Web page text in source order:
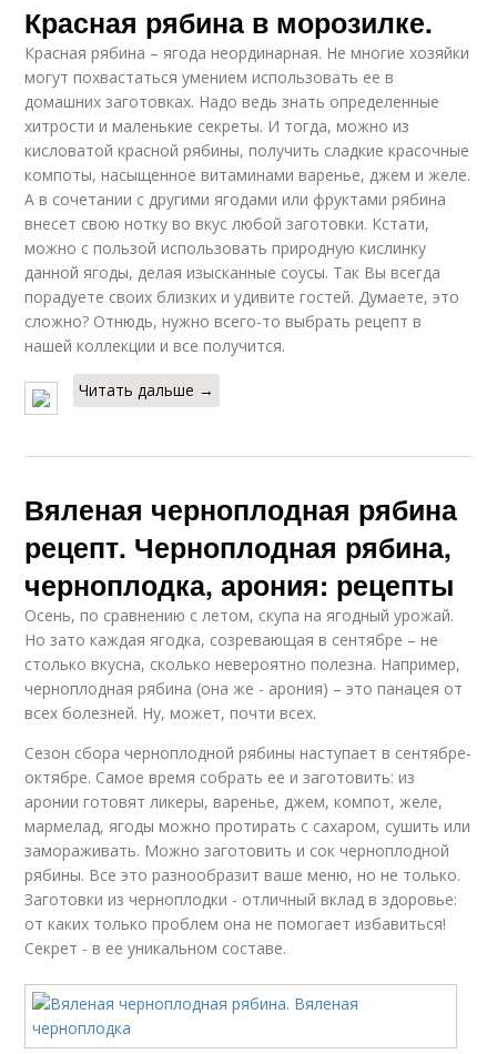
Красная рябина в морозилке.
Красная рябина – ягода неординарная. Не многие хозяйки
могут похвастаться умением использовать ее в
домашних заготовках. Надо ведь знать определенные
хитрости и маленькие секреты. И тогда, можно из
кисловатой красной рябины, получить сладкие красочные
компоты, насыщенное витаминами варенье, джем и желе.
А в сочетании с другими ягодами или фруктами рябина
внесет свою нотку во вкус любой заготовки. Кстати,
можно с пользой использовать природную кислинку
данной ягоды, делая изысканные соусы. Так Вы всегда
порадуете своих близких и удивите гостей. Думаете, это
сложно? Отнюдь, нужно всего-то выбрать рецепт в
нашей коллекции и все получится.
Читать дальше →
Вяленая черноплодная рябина
рецепт. Черноплодная рябина,
черноплодка, арония: рецепты
Осень, по сравнению с летом, скупа на ягодный урожай.
Но зато каждая ягодка, созревающая в сентябре – не
столько вкусна, сколько невероятно полезна. Например,
черноплодная рябина (она же - арония) – это панацея от
всех болезней. Ну, может, почти всех.
Сезон сбора черноплодной рябины наступает в сентябре-
октябре. Самое время собрать ее и заготовить: из
аронии готовят ликеры, варенье, джем, компот, желе,
мармелад, ягоды можно протирать с сахаром, сушить или
замораживать. Можно заготовить и сок черноплодной
рябины. Все это разнообразит ваше меню, но не только.
Заготовки из черноплодки - отличный вклад в здоровье:
от каких только проблем она не помогает избавиться!
Секрет - в ее уникальном составе.